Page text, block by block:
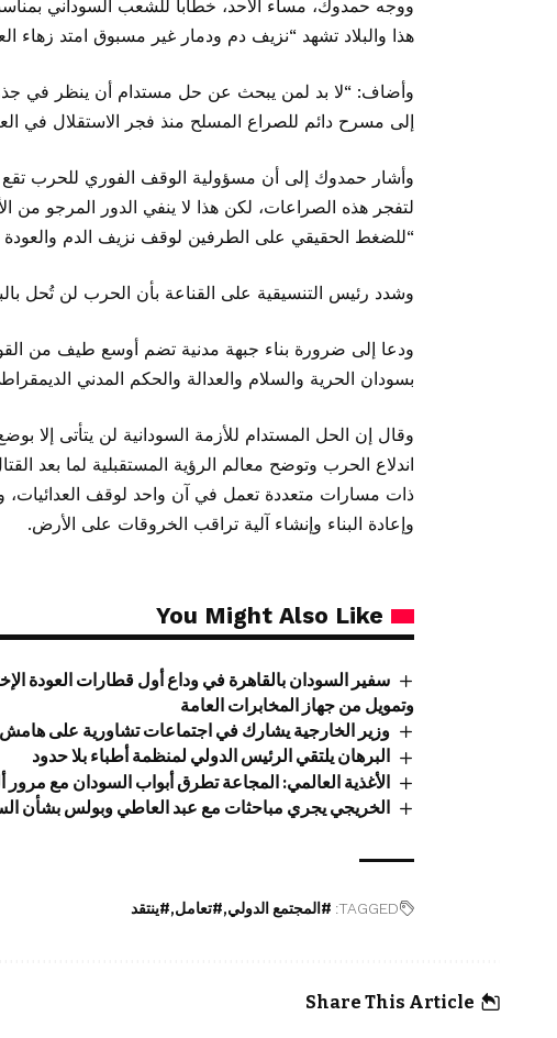
هذا والبلاد تشهد “نزيف دم ودمار غير مسبوق امتد زهاء
وأضاف: “لا بد لمن يبحث عن حل مستدام أن ينظر في
إلى مسرح دائم للصراع المسلح منذ فجر الاستقلال في العام
وأشار حمدوك إلى أن مسؤولية الوقف الفوري للحرب تقع
لتفجر هذه الصراعات، لكن هذا لا ينفي الدور المرجو من
“للضغط الحقيقي على الطرفين لوقف نزيف الدم والعودة
وشدد رئيس التنسيقية على القناعة بأن الحرب لن تُحل
ودعا إلى ضرورة بناء جبهة مدنية تضم أوسع طيف من
بسودان الحرية والسلام والعدالة والحكم المدني
وقال إن الحل المستدام للأزمة السودانية لن يتأتى إلا
اندلاع الحرب وتوضح معالم الرؤية المستقبلية لما بعد
ذات مسارات متعددة تعمل في آن واحد لوقف العدائيات،
وإعادة البناء وإنشاء آلية تراقب الخروقات على الأرض.
You Might Also Like
سفير السودان بالقاهرة في وداع أول قطارات العودة
وتمويل من جهاز المخابرات العامة
وزير الخارجية يشارك في اجتماعات تشاورية على هامش
البرهان يلتقي الرئيس الدولي لمنظمة أطباء بلا حدود
الأغذية العالمي: المجاعة تطرق أبواب السودان مع
الخريجي يجري مباحثات مع عبد العاطي وبولس بشأن
TAGGED: #المجتمع الدولي #تعامل #ينتقد
Share This Article